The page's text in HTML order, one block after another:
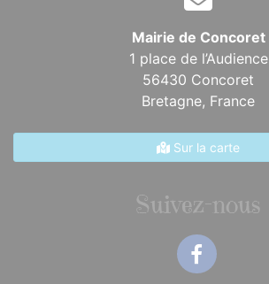
Mairie de Concoret
1 place de l’Audience
56430 Concoret
Bretagne, France
Sur la carte
Suivez-nous